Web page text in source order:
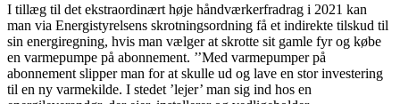
I tillæg til det ekstraordinært høje håndværkerfradrag i 2021 kan
man via Energistyrelsens skrotningsordning få et indirekte tilskud til
sin energiregning, hvis man vælger at skrotte sit gamle fyr og købe
en varmepumpe på abonnement. ’’Med varmepumper på
abonnement slipper man for at skulle ud og lave en stor investering
til en ny varmekilde. I stedet ’lejer’ man sig ind hos en